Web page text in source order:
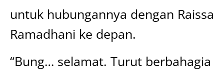
untuk hubungannya dengan Raissa
Ramadhani ke depan.
“Bung… selamat. Turut berbahagia